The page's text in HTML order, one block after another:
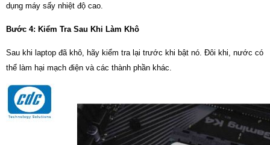
dụng máy sấy nhiệt độ cao.
Bước 4: Kiểm Tra Sau Khi Làm Khô
Sau khi laptop đã khô, hãy kiểm tra lại trước khi bật nó. Đôi khi, nước có
thể làm hại mạch điện và các thành phần khác.